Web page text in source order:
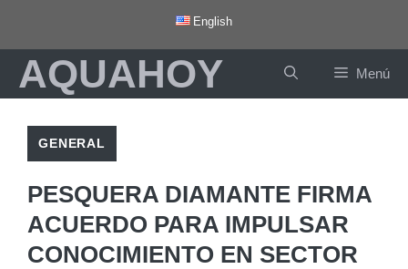
contenido
English
AQUAHOY Menú
GENERAL
PESQUERA DIAMANTE FIRMA
ACUERDO PARA IMPULSAR
CONOCIMIENTO EN SECTOR